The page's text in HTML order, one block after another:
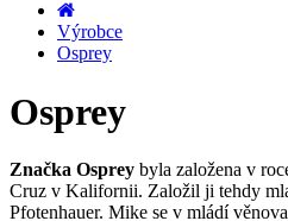
Výrobce
Osprey
Osprey
Značka Osprey byla založena v
Cruz v Kalifornii. Založil ji tehdy
Pfotenhauer. Mike se v mládí